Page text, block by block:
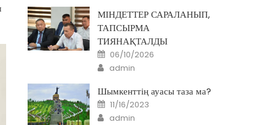
МІНДЕТТЕР САРАЛАНЫП,
ТАПСЫРМА
ТИЯНАҚТАЛДЫ
Posted
on
06/10/2026
Author
admin
Шымкенттің ауасы таза ма?
Posted
on
11/16/2023
Author
admin